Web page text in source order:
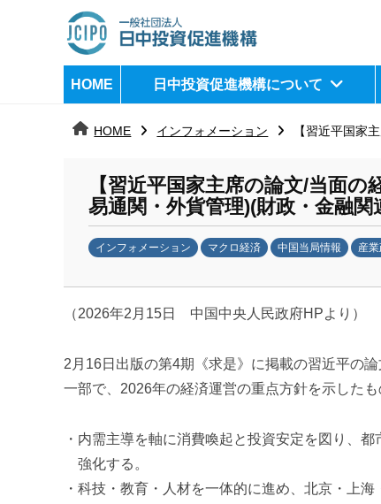
日
中
j
HOME 日中投資促進機構について
HOME インフォメーション 【習近平国家
【習近平国家主席の論文/当面
易通関・外貨管理)(財政・金融関
インフォメーション マクロ経済 中国当局情報 産
日
投
資
機
構
(
（2026年2月15日 中国中央人民政府HPより）
2月16日出版の第4期《求是》に掲載の習近平の
一部で、2026年の経済運営の重点方針を示したも
・内需主導を軸に消費喚起と投資安定を図り、
強化する。
・科技・教育・人材を一体的に進め、北京・上